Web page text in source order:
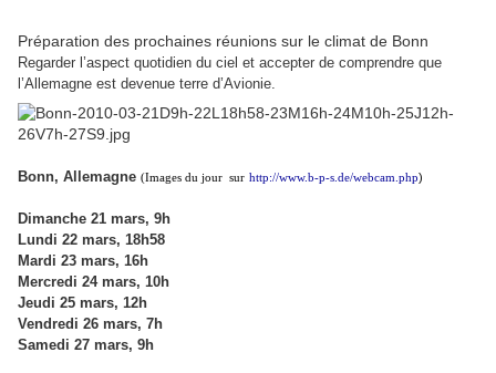
Préparation des prochaines réunions sur le climat de Bonn
Regarder l’aspect quotidien du ciel et accepter de comprendre que
l’Allemagne est devenue terre d’Avionie.
Bonn, Allemagne (Images du jour sur http://www.b-p-s.de/webcam.php)
Dimanche 21 mars, 9h
Lundi 22 mars, 18h58
Mardi 23 mars, 16h
Mercredi 24 mars, 10h
Jeudi 25 mars, 12h
Vendredi 26 mars, 7h
Samedi 27 mars, 9h